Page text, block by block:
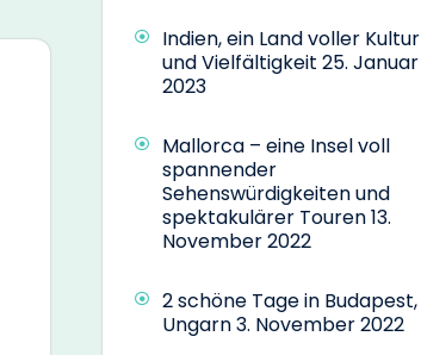
Indien, ein Land voller Kultur
und Vielfältigkeit 25. Januar
2023
Mallorca – eine Insel voll
spannender
Sehenswürdigkeiten und
spektakulärer Touren13.
November 2022
2 schöne Tage in Budapest,
Ungarn3. November 2022